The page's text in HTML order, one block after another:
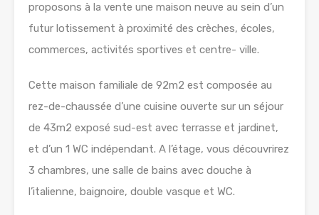
proposons à la vente une maison neuve au sein d’un
futur lotissement à proximité des crèches, écoles,
commerces, activités sportives et centre- ville.
Cette maison familiale de 92m2 est composée au
rez-de-chaussée d’une cuisine ouverte sur un séjour
de 43m2 exposé sud-est avec terrasse et jardinet,
et d’un 1 WC indépendant. A l’étage, vous découvrirez
3 chambres, une salle de bains avec douche à
l’italienne, baignoire, double vasque et WC.